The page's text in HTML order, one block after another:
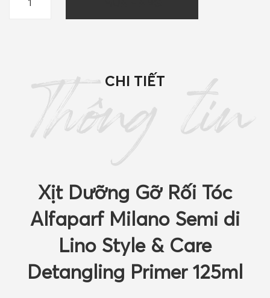
dưỡng
quantity
Thông tin
CHI TIẾT
Xịt Dưỡng Gỡ Rối Tóc
Alfaparf Milano Semi di
Lino Style & Care
Detangling Primer 125ml